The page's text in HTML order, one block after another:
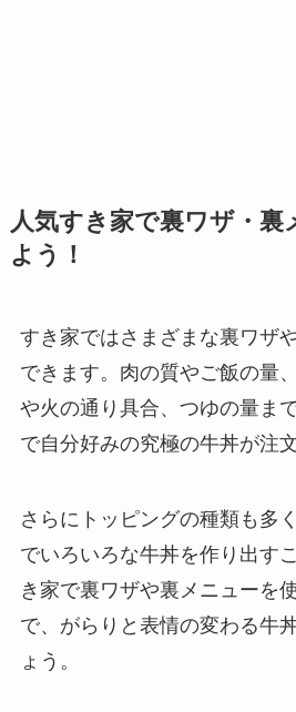
人気すき家で裏ワザ・裏
よう！
すき家ではさまざまな裏ワザ
できます。肉の質やご飯の量
や火の通り具合、つゆの量ま
で自分好みの究極の牛丼が注
さらにトッピングの種類も多
でいろいろな牛丼を作り出す
き家で裏ワザや裏メニューを
で、がらりと表情の変わる牛
ょう。